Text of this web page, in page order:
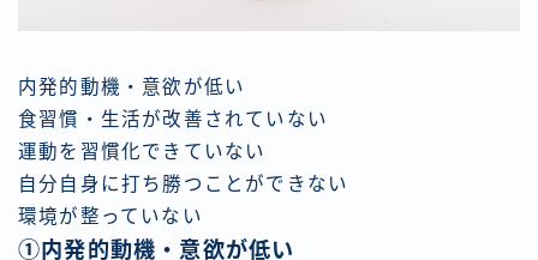
内発的動機・意欲が低い
食習慣・生活が改善されていない
運動を習慣化できていない
自分自身に打ち勝つことができない
環境が整っていない
①内発的動機・意欲が低い